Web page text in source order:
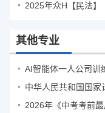
2025年众H【民法】
其他专业
AI智能体一人公司训
中华人民共和国国家